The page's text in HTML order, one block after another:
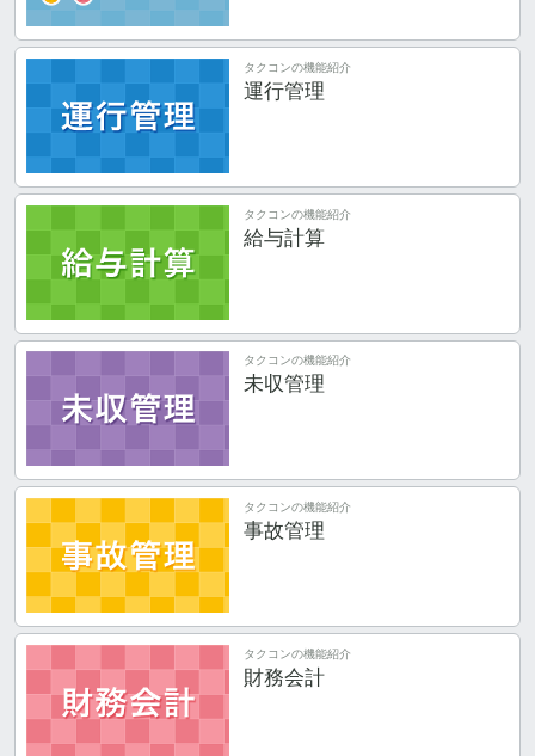
タクコンの機能紹介
運行管理
タクコンの機能紹介
給与計算
タクコンの機能紹介
未収管理
タクコンの機能紹介
事故管理
タクコンの機能紹介
財務会計